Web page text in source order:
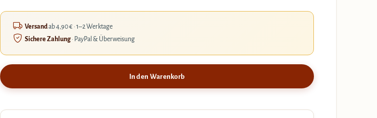
Versandab 4,90 € · 1–2 Werktage
Sichere Zahlung· PayPal & Überweisung
In den Warenkorb